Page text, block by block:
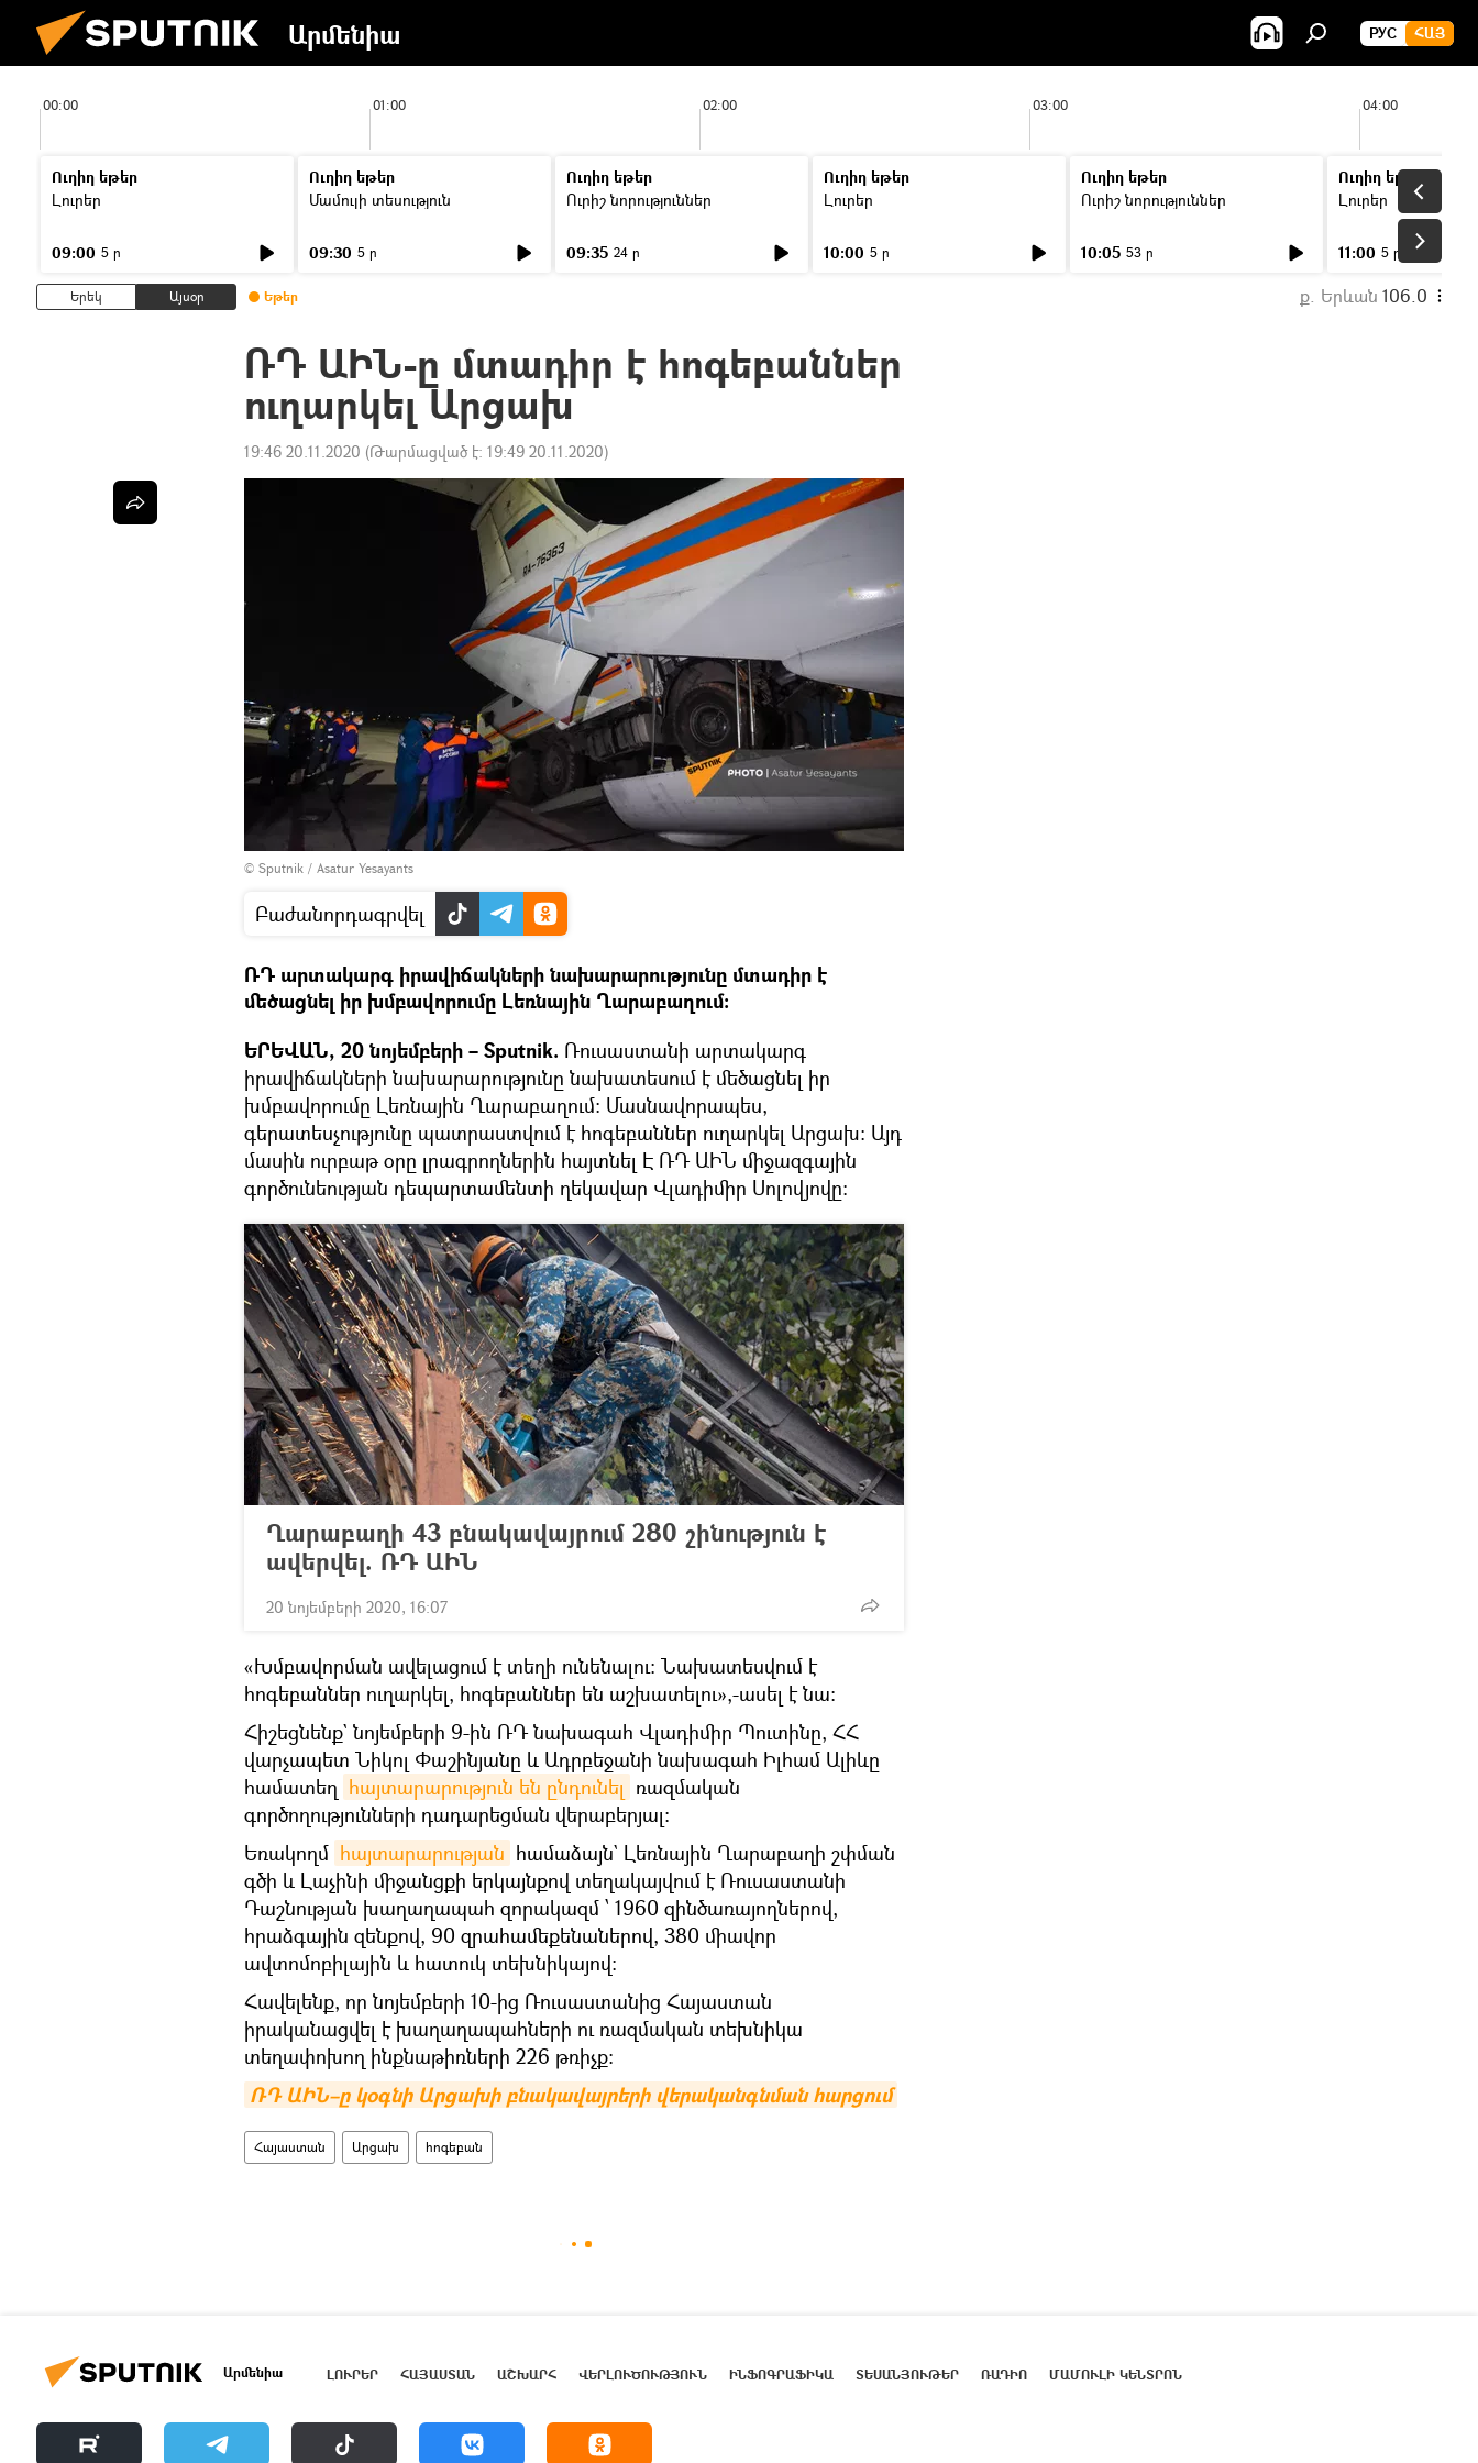
Արմենիա РУС ՀԱՅ
00:00 01:00 02:00 03:00 04:00
Ուղիղ եթեր
Լուրեր
09:00 5 ր
Ուղիղ եթեր
Մամուլի տեսություն
09:30 5 ր
Ուղիղ եթեր
Ուրիշ նորություններ
09:35 24 ր
Ուղիղ եթեր
Լուրեր
10:00 5 ր
Ուղիղ եթեր
Ուրիշ նորություններ
10:05 53 ր
Ուղիղ եթեր
Լուրեր
11:00 5 ր
Երեկ Այսօր Եթեր ք. Երևան 106.0
ՌԴ ԱԻՆ-ը մտադիր է հոգեբաններ
ուղարկել Արցախ
19:46 20.11.2020 (Թարմացված է: 19:49 20.11.2020)
© Sputnik / Asatur Yesayants
Բաժանորդագրվել
ՌԴ արտակարգ իրավիճակների նախարարությունը մտադիր է
մեծացնել իր խմբավորումը Լեռնային Ղարաբաղում։
ԵՐԵՎԱՆ, 20 նոյեմբերի – Sputnik. Ռուսաստանի արտակարգ
իրավիճակների նախարարությունը նախատեսում է մեծացնել իր
խմբավորումը Լեռնային Ղարաբաղում։ Մասնավորապես,
գերատեսչությունը պատրաստվում է հոգեբաններ ուղարկել Արցախ։ Այդ
մասին ուրբաթ օրը լրագրողներին հայտնել Է ՌԴ ԱԻՆ միջազգային
գործունեության դեպարտամենտի ղեկավար Վլադիմիր Սոլովյովը։
Ղարաբաղի 43 բնակավայրում 280 շինություն է
ավերվել. ՌԴ ԱԻՆ
20 նոյեմբերի 2020, 16:07
«Խմբավորման ավելացում է տեղի ունենալու։ Նախատեսվում է
հոգեբաններ ուղարկել, հոգեբաններ են աշխատելու»,-ասել է նա։
Հիշեցնենք` նոյեմբերի 9-ին ՌԴ նախագահ Վլադիմիր Պուտինը, ՀՀ
վարչապետ Նիկոլ Փաշինյանը և Ադրբեջանի նախագահ Իլհամ Ալիևը
համատեղ հայտարարություն են ընդունել ռազմական
գործողությունների դադարեցման վերաբերյալ։
Եռակողմ հայտարարության համաձայն` Լեռնային Ղարաբաղի շփման
գծի և Լաչինի միջանցքի երկայնքով տեղակայվում է Ռուսաստանի
Դաշնության խաղաղապահ զորակազմ ՝ 1960 զինծառայողներով,
հրաձգային զենքով, 90 զրահամեքենաներով, 380 միավոր
ավտոմոբիլային և հատուկ տեխնիկայով:
Հավելենք, որ նոյեմբերի 10-ից Ռուսաստանից Հայաստան
իրականացվել է խաղաղապահների ու ռազմական տեխնիկա
տեղափոխող ինքնաթիռների 226 թռիչք։
ՌԴ ԱԻՆ–ը կօգնի Արցախի բնակավայրերի վերականգնման հարցում
Հայաստան Արցախ հոգեբան
Արմենիա ԼՈՒՐԵՐ ՀԱՅԱՍՏԱՆ ԱՇԽԱՐՀ ՎԵՐԼՈՒԾՈՒԹՅՈՒՆ ԻՆՖՈԳՐԱՖԻԿԱ ՏԵՍԱՆՅՈՒԹԵՐ ՌԱԴԻՈ ՄԱՄՈՒԼԻ ԿԵՆՏՐՈՆ